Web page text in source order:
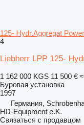
125- Hydr.Aggregat
4
Liebherr LPP 125-
1 162 000 KGS 11 500 €
Буровая установка
1997
Германия,
HD-Equipment e.K.
Связаться с продавцом